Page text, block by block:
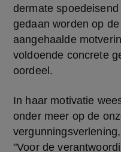
dermate
gedaan worden op
aangehaalde
voldoende concrete
oordeel.
In haar motivatie
onder meer op de
"Voor de